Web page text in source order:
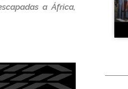
a África,